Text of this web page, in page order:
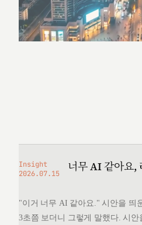
Insight
2026.07.15
너무 AI 같아요,
"이거 너무 AI 같아요." 시안을 띄
3초쯤 보더니 그렇게 말했다. 시안